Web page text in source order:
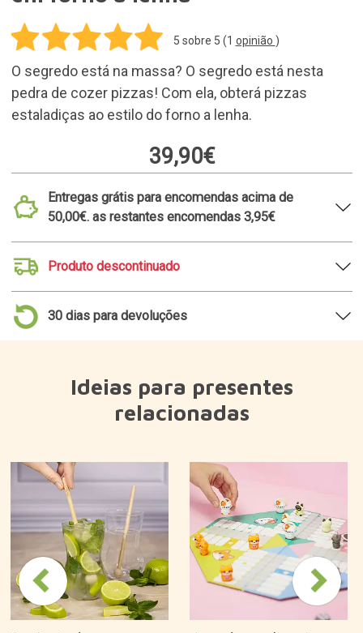
Ideias para presentes
relacionadas
Conjunto de copos para
preparar o mojito
perfeito
Jogo de parcheesi
19,99€
Porque é que gostamos dele?
Prepare uma pizza em casa como num forno a
lenha tradicional.
Cozedura rápida, em 5 minutos terá uma pizza
deliciosa pronta.
Funciona com pizzas caseiras e congeladas,
pode prepará-las no forno ou no grelhador.